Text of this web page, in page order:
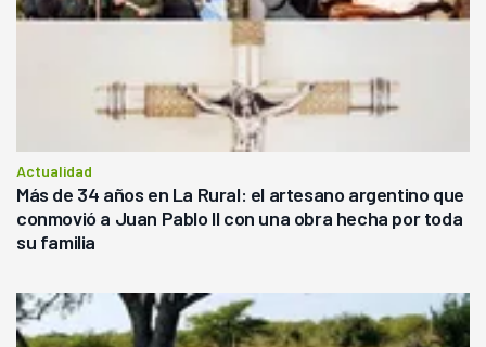
Actualidad
Más de 34 años en La Rural: el artesano argentino que
conmovió a Juan Pablo II con una obra hecha por toda
su familia